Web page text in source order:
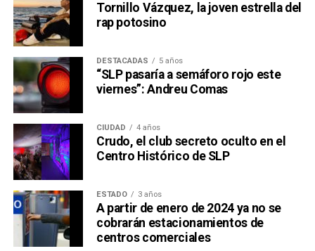
Tornillo Vázquez, la joven estrella del
rap potosino
DESTACADAS 5 años
“SLP pasaría a semáforo rojo este
viernes”: Andreu Comas
CIUDAD 4 años
Crudo, el club secreto oculto en el
Centro Histórico de SLP
ESTADO 3 años
A partir de enero de 2024 ya no se
cobrarán estacionamientos de
centros comerciales